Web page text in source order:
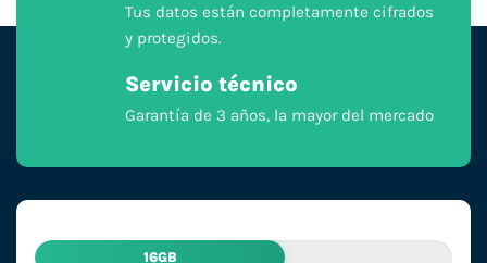
Tus datos están completamente cifrados
y protegidos.
Servicio técnico
Garantía de 3 años, la mayor del mercado
16GB